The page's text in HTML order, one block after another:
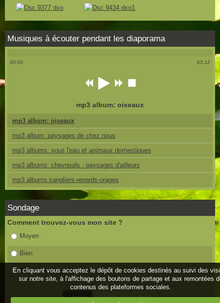
Musiques à écouter pendant les diaporama
00:00 03:12
mp3 album: oiseaux
mp3 album: oiseaux
mp3 album: paysages de chez nous
mp3 albums: sous l'eau et animaux domestiques
mp3 albums: chevreuils - paysages d'ailleurs
mp3 albums:sangliers-renards-orages
Sondage
Comment trouvez-vous mon site ?
Moyen
Bien
Très bien
En cliquant vous acceptez le dépôt de cookies destinés au suivi des
sur notre site, à l'affichage des boutons de partage et aux remontées
contenus des plateformes sociales.